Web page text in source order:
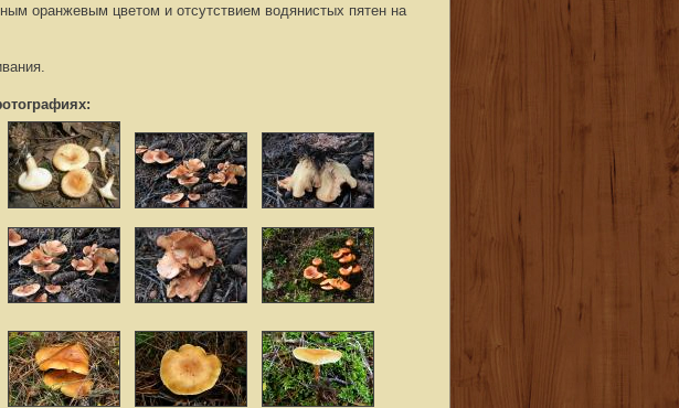
оранжевым цветом и отсутствием водянистых пятен на